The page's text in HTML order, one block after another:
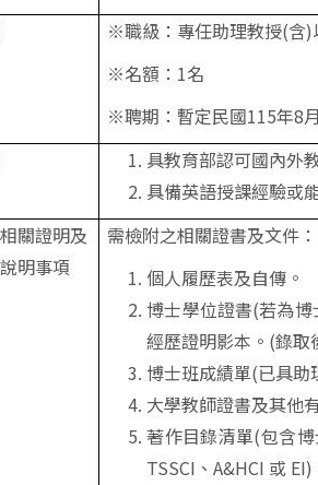
※職級：專任助理教授(含)
※名額：1名
※聘期：暫定民國115年8
具教育部認可國內外
具備英語授課經驗或
關證明及
明事項
需檢附之相關證書及文件
個人履歷表及自傳。
博士學位證書(若為
經歷證明影本。(錄取
博士班成績單(已具
大學教師證書及其他
著作目錄清單(包含
TSSCI、A&HCI 或